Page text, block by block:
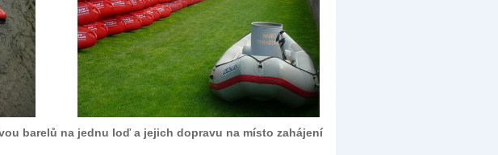
barelů na jednu loď a jejich dopravu na místo zahájení